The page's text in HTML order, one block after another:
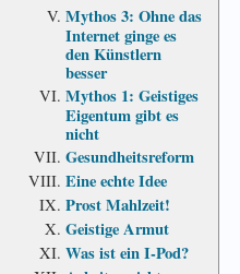
Mythos 3: Ohne das
Internet ginge es
den Künstlern
besser
Mythos 1: Geistiges
Eigentum gibt es
nicht
Gesundheits­reform
Eine echte Idee
Prost Mahlzeit!
Geistige Armut
Was ist ein I-Pod?